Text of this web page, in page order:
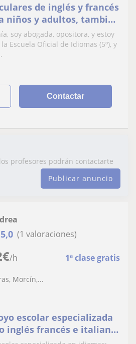
de inglés y francés
niños y adultos, también
soy abogada, opositora, y estoy
Escuela Oficial de Idiomas (5º), y
Contactar
profesores podrán contactarte
Publicar anuncio
€/h 1ª clase gratis
5,0 (1 valoraciones)
Morcín,...
escolar especializada
inglés francés e italiano.
distintas materias.